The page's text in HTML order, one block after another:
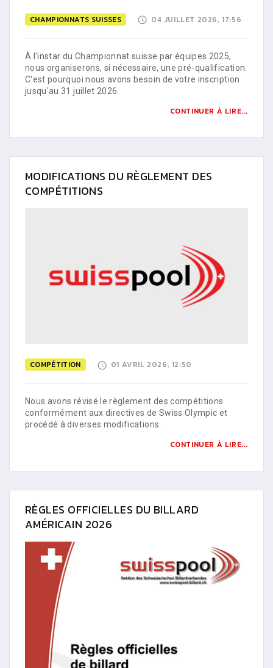
CHAMPIONNATS SUISSES 04 JUILLET 2026, 17:56
À l'instar du Championnat suisse par équipes 2025,
nous organiserons, si nécessaire, une pré-qualification.
C'est pourquoi nous avons besoin de votre inscription
jusqu'au 31 juillet 2026.
CONTINUER À LIRE...
MODIFICATIONS DU RÈGLEMENT DES
COMPÉTITIONS
COMPÉTITION 01 AVRIL 2026, 12:50
Nous avons révisé le règlement des compétitions
conformément aux directives de Swiss Olympic et
procédé à diverses modifications.
CONTINUER À LIRE...
RÈGLES OFFICIELLES DU BILLARD
AMÉRICAIN 2026